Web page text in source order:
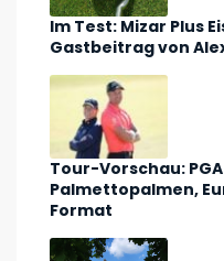
Im Test: Mizar Plus
Gastbeitrag von
Tour-Vorschau:
Palmettopalmen,
Format